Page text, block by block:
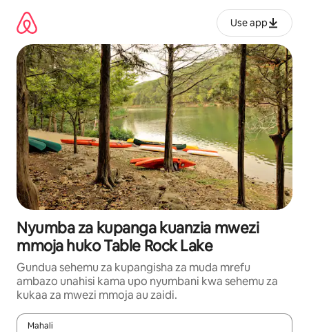
kwenda
kwenye
maudhui
Use app
Nyumba za kupanga kuanzia mwezi
mmoja huko Table Rock Lake
Gundua sehemu za kupangisha za muda mrefu
ambazo unahisi kama upo nyumbani kwa sehemu za
kukaa za mwezi mmoja au zaidi.
Mahali